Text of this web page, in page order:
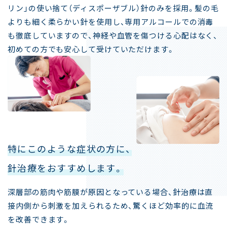
リン」の使い捨て（ディスポーザブル）針のみを採用。髪の毛
よりも細く柔らかい針を使用し、専用アルコールでの消毒
も徹底していますので、神経や血管を傷つける心配はなく、
初めての方でも安心して受けていただけます。
特にこのような症状の方に、
針治療をおすすめします。
深層部の筋肉や筋膜が原因となっている場合、針治療は直
接内側から刺激を加えられるため、驚くほど効率的に血流
を改善できます。